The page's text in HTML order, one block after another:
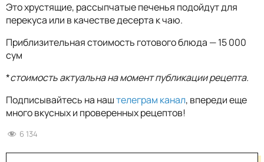
Это хрустящие, рассыпчатые печенья подойдут для
перекуса или в качестве десерта к чаю.
Приблизительная стоимость готового блюда — 15 000
сум
*стоимость актуальна на момент публикации рецепта.
Подписывайтесь на наштелеграм канал, впереди еще
много вкусных и проверенных рецептов!
6 134